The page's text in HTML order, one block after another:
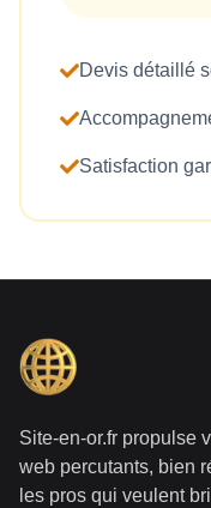
Devis détaillé
Satisfaction
Site-en-or.fr propulse
web percutants, bien
les pros qui veulent